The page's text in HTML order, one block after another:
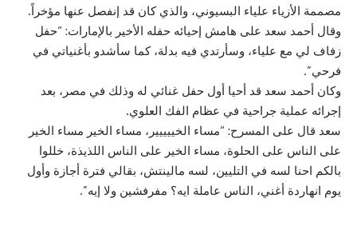
مصممة الأزياء علياء البسيوني، والذي كان قد إنفصل عنها مؤخراً.
وقال أحمد سعد على هامش إحيائه حفله الأخير بالإمارات: “حفل
زفاف لي مع علياء، وسأرتدي فيه بدلة، كما سأشدو بأغنياتي في
فرحي”.
وكان أحمد سعد قد أحيا أول حفل غنائي له وذلك في مصر، بعد
إجرائه عملية جراحية في عظام الفك العلوي.
سعد قال على المسرح: “مساء الخييييير، مساء الخير مساء الخير
على الناس على الحلوة، مساء الخير على الناس اللذيذة، خللوا
بالكم احنا لسه في التليين، لسه مالينتش، بقالي فترة أجازة وأول
يوم انهاردة أغني، الناس عاملة ايه؟ مفرفشين ولا إيه”.